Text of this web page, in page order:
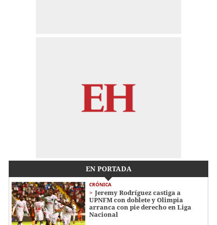
EN PORTADA
CRÓNICA
Jeremy Rodríguez castiga a
UPNFM con doblete y Olimpia
arranca con pie derecho en Liga
Nacional